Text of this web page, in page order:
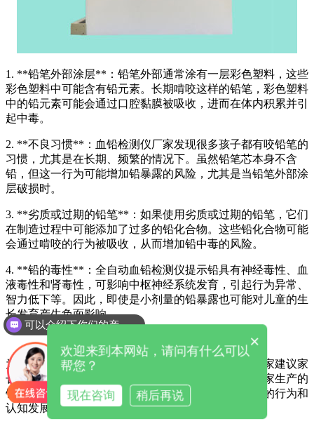
1. **铅笔外部涂层**：铅笔外部通常涂有一层彩色塑料，这些
彩色塑料中可能含有铅元素。长期啃咬这样的铅笔，彩色塑料
中的铅元素可能会通过口腔黏膜被吸收，进而在体内积累并引
起中毒。
2. **不良习惯**：血铅检测仪厂家发现很多孩子都有咬铅笔的
习惯，尤其是在长期、频繁的情况下。虽然铅笔芯本身不含
铅，但这一行为可能增加铅暴露的风险，尤其是当铅笔外部涂
层破损时。
3. **劣质或过期的铅笔**：如果使用劣质或过期的铅笔，它们
在制造过程中可能添加了过多的铅化合物。这些铅化合物可能
会通过啃咬的行为被吸收，从而增加铅中毒的风险。
4. **铅的毒性**：全自动血铅检测仪提示铅具有神经毒性、血
液毒性和肾毒性，可影响中枢神经系统发育，引起行为异常、
智力低下等。因此，即使是小剂量的铅暴露也可能对儿童的生
长发育产生负面影响。
为了避免咬铅笔导致的铅中毒，全自动血铅检测仪厂家建议家
长监督孩子不要将铅笔放入口中，并确保购买正规厂家生产的
铅笔。同时，定期带孩子进行体检，特别是关注孩子的行为和
认知发展，以便及时发现潜在的问题。
可以介绍下你们的产品么
×
欢迎来到本网站，请问有什么可以
帮您？
现在咨询 稍后再说